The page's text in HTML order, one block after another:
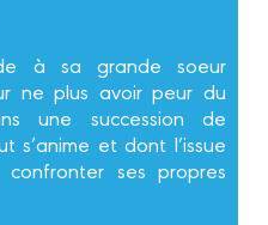
à sa grande soeur
ne plus avoir peur du
une succession de
s’anime et dont l’issue
ses propres